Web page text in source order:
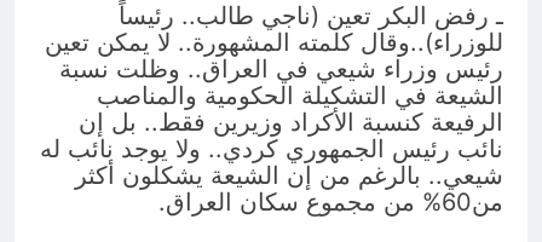
ـ رفض البكر تعين (ناجي طالب.. رئيساً
للوزراء)..وقال كلمته المشهورة.. لا يمكن تعين
رئيس وزراء شيعي في العراق.. وظلت نسبة
الشيعة في التشكيلة الحكومية والمناصب
الرفيعة كنسبة الأكراد وزيرين فقط.. بل إن
نائب رئيس الجمهوري كردي.. ولا يوجد نائب له
شيعي.. بالرغم من إن الشيعة يشكلون أكثر
من60% من مجموع سكان العراق.